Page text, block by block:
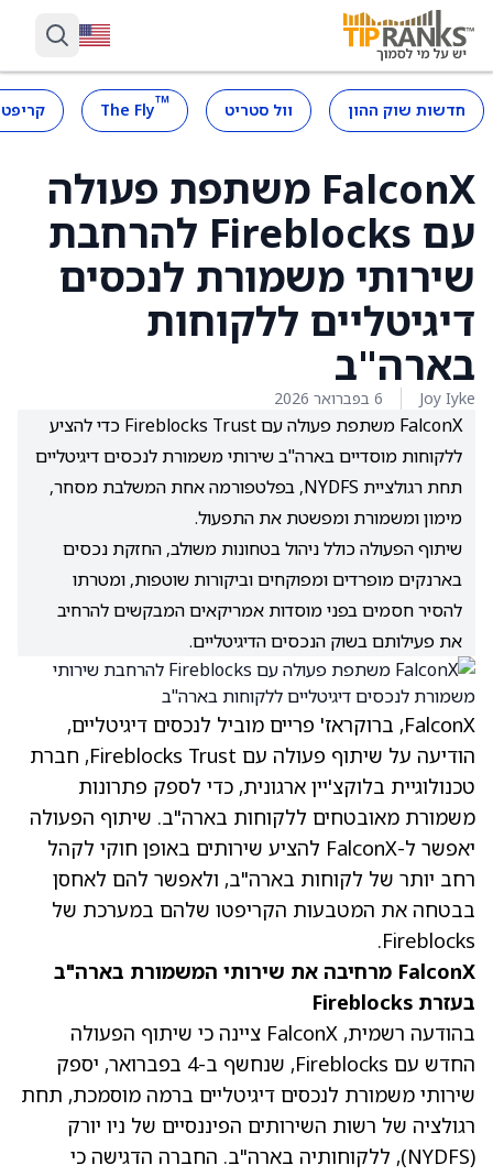
חדשות שוק ההון וול סטריט ™
The Fly
FalconX משתפת פעולה
עם Fireblocks להרחבת
שירותי משמורת לנכסים
דיגיטליים ללקוחות
בארה"ב
Joy Iyke 6 בפברואר 2026
FalconX משתפת פעולה עם Fireblocks Trust כדי להציע
ללקוחות מוסדיים בארה"ב שירותי משמורת לנכסים דיגיטליים
תחת רגולציית NYDFS, בפלטפורמה אחת המשלבת מסחר,
מימון ומשמורת ומפשטת את התפעול.
שיתוף הפעולה כולל ניהול בטחונות משולב, החזקת נכסים
בארנקים מופרדים ומפוקחים וביקורות שוטפות, ומטרתו
להסיר חסמים בפני מוסדות אמריקאים המבקשים להרחיב
את פעילותם בשוק הנכסים הדיגיטליים.
FalconX, ברוקראז' פריים מוביל לנכסים דיגיטליים,
הודיעה על שיתוף פעולה עם Fireblocks Trust, חברת
טכנולוגיית בלוקצ'יין ארגונית, כדי לספק פתרונות
משמורת מאובטחים ללקוחות בארה"ב. שיתוף הפעולה
יאפשר ל-FalconX להציע שירותים באופן חוקי לקהל
רחב יותר של לקוחות בארה"ב, ולאפשר להם לאחסן
בבטחה את המטבעות הקריפטו שלהם במערכת של
Fireblocks.
FalconX מרחיבה את שירותי המשמורת בארה"ב
בעזרת Fireblocks
בהודעה רשמית, FalconX ציינה כי שיתוף הפעולה
החדש עם Fireblocks, שנחשף ב-4 בפברואר, יספק
שירותי משמורת לנכסים דיגיטליים ברמה מוסמכת, תחת
רגולציה של רשות השירותים הפיננסיים של ניו יורק
(NYDFS), ללקוחותיה בארה"ב. החברה הדגישה כי